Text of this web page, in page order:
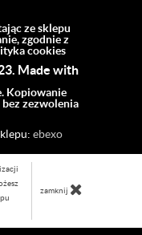
ze sklepu
zgodnie z
cookies
Made with
Kopiowanie
zezwolenia
ebexo
zamknij